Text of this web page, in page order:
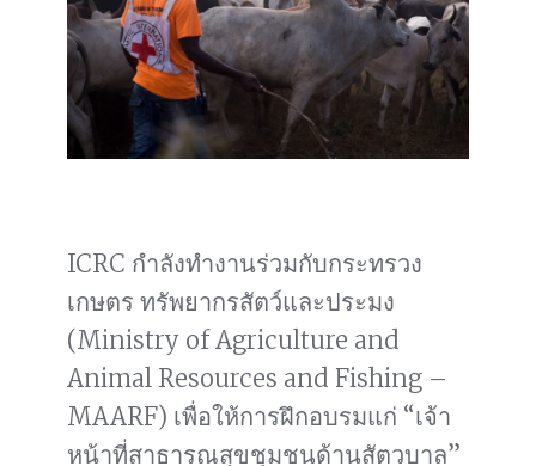
ICRC กำลังทำงานร่วมกับกระทรวง
เกษตร ทรัพยากรสัตว์และประมง
(Ministry of Agriculture and
Animal Resources and Fishing –
MAARF) เพื่อให้การฝึกอบรมแก่ “เจ้า
หน้าที่สาธารณสุขชุมชนด้านสัตวบาล”